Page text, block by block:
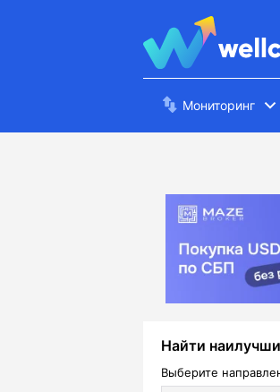
Мониторинг
Найти
Выберите